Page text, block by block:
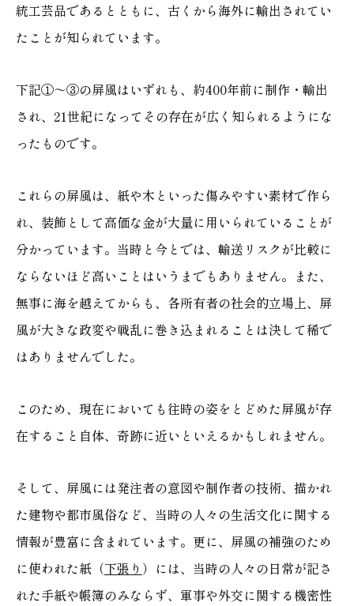
統工芸品であるとともに、古くから海外に輸出されてい
たことが知られています。
下記①～③の屏風はいずれも、約400年前に制作・輸出
され、21世紀になってその存在が広く知られるようにな
ったものです。
これらの屏風は、紙や木といった傷みやすい素材で作ら
れ、装飾として高価な金が大量に用いられていることが
分かっています。当時と今とでは、輸送リスクが比較に
ならないほど高いことはいうまでもありません。また、
無事に海を越えてからも、各所有者の社会的立場上、屏
風が大きな政変や戦乱に巻き込まれることは決して稀で
はありませんでした。
このため、現在においても往時の姿をとどめた屏風が存
在すること自体、奇跡に近いといえるかもしれません。
そして、屏風には発注者の意図や制作者の技術、描かれ
た建物や都市風俗など、当時の人々の生活文化に関する
情報が豊富に含まれています。更に、屏風の補強のため
に使われた紙（下張り ）には、当時の人々の日常が記さ
れた手紙や帳簿のみならず、軍事や外交に関する機密性